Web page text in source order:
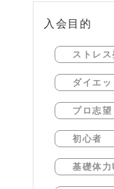
入会目的
ストレス
ダイエッ
プロ志望
初心者
基礎体力